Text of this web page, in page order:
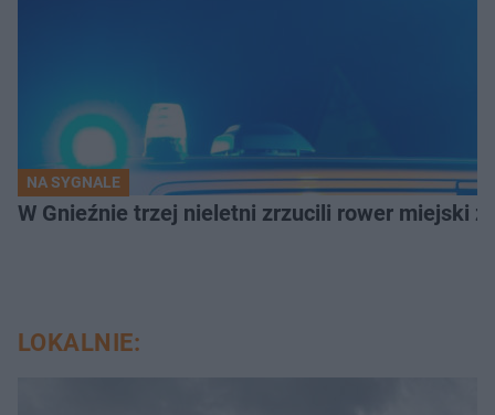
NA SYGNALE
W Gnieźnie trzej nieletni zrzucili rower miejski
LOKALNIE: